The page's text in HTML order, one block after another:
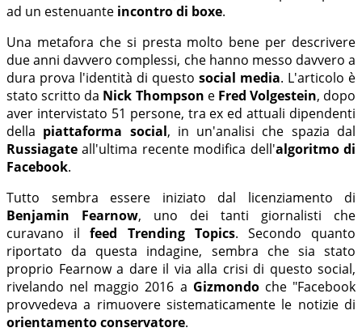
ad un estenuante incontro di boxe.
Una metafora che si presta molto bene per descrivere
due anni davvero complessi, che hanno messo davvero a
dura prova l'identità di questo social media. L'articolo è
stato scritto da Nick Thompson e Fred Volgestein, dopo
aver intervistato 51 persone, tra ex ed attuali dipendenti
della piattaforma social, in un'analisi che spazia dal
Russiagate all'ultima recente modifica dell'algoritmo di
Facebook.
Tutto sembra essere iniziato dal licenziamento di
Benjamin Fearnow, uno dei tanti giornalisti che
curavano ilfeed Trending Topics. Secondo quanto
riportato da questa indagine, sembra che sia stato
proprio Fearnow a dare il via alla crisi di questo social,
rivelando nel maggio 2016 a Gizmondoche "Facebook
provvedeva a rimuovere sistematicamente le notizie di
orientamento conservatore.